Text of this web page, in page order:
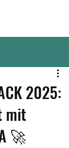
2025:
mit
🚀